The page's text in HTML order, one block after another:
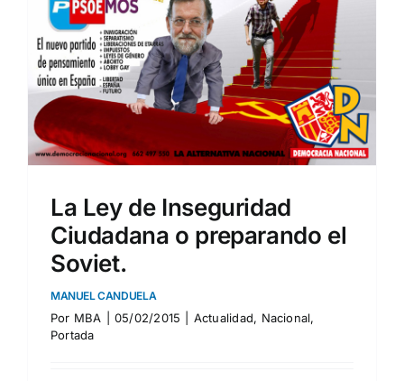
La Ley de Inseguridad
Ciudadana o preparando el
Soviet.
MANUEL CANDUELA
Por MBA 05/02/2015 Actualidad, Nacional,
Portada